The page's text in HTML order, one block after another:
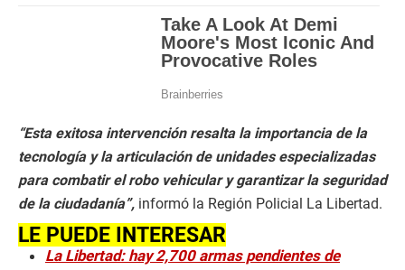
“Esta exitosa intervención resalta la importancia de la
tecnología y la articulación de unidades especializadas
para combatir el robo vehicular y garantizar la seguridad
de la ciudadanía”, informó la Región Policial La Libertad.
LE PUEDE INTERESAR
La Libertad: hay 2,700 armas pendientes de